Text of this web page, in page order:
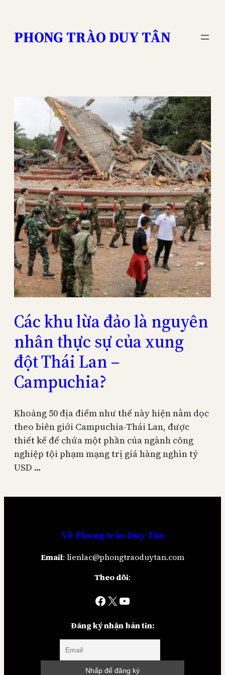
content
PHONG TRÀO DUY TÂN
Các khu lừa đảo là nguyên
nhân thực sự của xung
đột Thái Lan –
Campuchia?
Khoảng 50 địa điểm như thế này hiện nằm dọc
theo biên giới Campuchia-Thái Lan, được
thiết kế để chứa một phần của ngành công
nghiệp tội phạm mạng trị giá hàng nghìn tỷ
USD …
Về Phong trào Duy Tân
Email: lienlac@phongtraoduytan.com
Theo dõi:
Facebook X YouTube
Đăng ký nhận bản tin: